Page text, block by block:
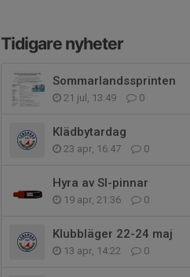
Tidigare nyheter
Sommarlandssprinten
21 jul, 13:49 0
Klädbytardag
23 apr, 16:47 0
Hyra av SI-pinnar
19 apr, 21:36 0
Klubbläger 22-24 maj
13 apr, 14:22 0